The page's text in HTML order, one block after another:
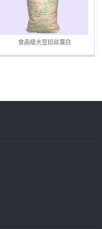
食品级大豆拉丝蛋白